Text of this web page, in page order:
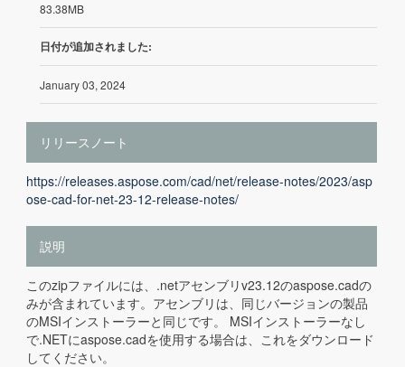
83.38MB
日付が追加されました:
January 03, 2024
リリースノート
https://releases.aspose.com/cad/net/release-notes/2023/asp
ose-cad-for-net-23-12-release-notes/
説明
このzipファイルには、.netアセンブリv23.12のaspose.cadの
みが含まれています。アセンブリは、同じバージョンの製品
のMSIインストーラーと同じです。 MSIインストーラーなし
で.NETにaspose.cadを使用する場合は、これをダウンロード
してください。